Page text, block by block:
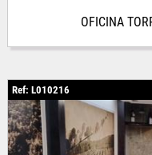
OFICINA
Ref: L010216